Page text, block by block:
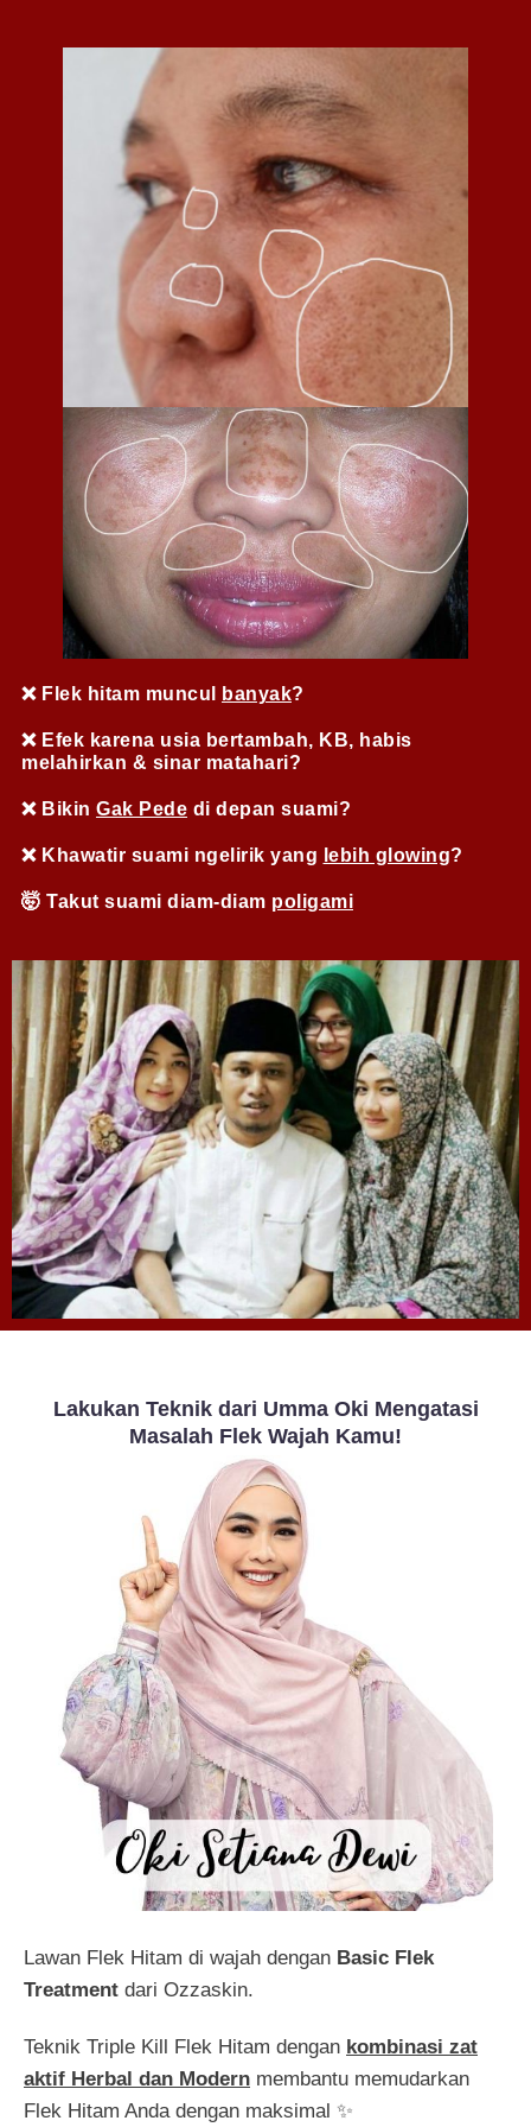
❌ Flek hitam muncul banyak?
❌ Efek karena usia bertambah, KB, habis
melahirkan & sinar matahari?
❌ Bikin Gak Pede di depan suami?
❌ Khawatir suami ngelirik yang lebih glowing?
🤯 Takut suami diam-diam poligami
Lakukan Teknik dari Umma Oki Mengatasi
Masalah Flek Wajah Kamu!
Lawan Flek Hitam di wajah dengan Basic Flek
Treatment dari Ozzaskin.
Teknik Triple Kill Flek Hitam dengan kombinasi zat
aktif Herbal dan Modern membantu memudarkan
Flek Hitam Anda dengan maksimal ✨